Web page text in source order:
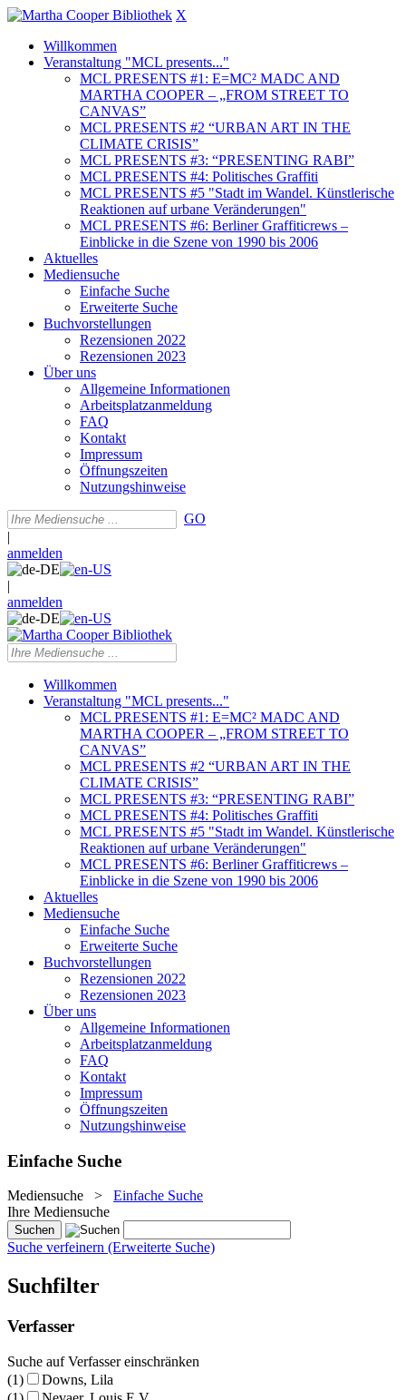
X
Willkommen
Veranstaltung "MCL presents..."
MCL PRESENTS #1: E=MC² MADC AND
MARTHA COOPER – „FROM STREET TO
CANVAS”
MCL PRESENTS #2 “URBAN ART IN THE
CLIMATE CRISIS”
MCL PRESENTS #3: “PRESENTING RABI”
MCL PRESENTS #4: Politisches Graffiti
MCL PRESENTS #5 "Stadt im Wandel. Künstlerische
Reaktionen auf urbane Veränderungen"
MCL PRESENTS #6: Berliner Graffiticrews –
Einblicke in die Szene von 1990 bis 2006
Aktuelles
Mediensuche
Einfache Suche
Erweiterte Suche
Buchvorstellungen
Rezensionen 2022
Rezensionen 2023
Über uns
Allgemeine Informationen
Arbeitsplatzanmeldung
FAQ
Kontakt
Impressum
Öffnungszeiten
Nutzungshinweise
GO
|
anmelden
|
anmelden
Willkommen
Veranstaltung "MCL presents..."
MCL PRESENTS #1: E=MC² MADC AND
MARTHA COOPER – „FROM STREET TO
CANVAS”
MCL PRESENTS #2 “URBAN ART IN THE
CLIMATE CRISIS”
MCL PRESENTS #3: “PRESENTING RABI”
MCL PRESENTS #4: Politisches Graffiti
MCL PRESENTS #5 "Stadt im Wandel. Künstlerische
Reaktionen auf urbane Veränderungen"
MCL PRESENTS #6: Berliner Graffiticrews –
Einblicke in die Szene von 1990 bis 2006
Aktuelles
Mediensuche
Einfache Suche
Erweiterte Suche
Buchvorstellungen
Rezensionen 2022
Rezensionen 2023
Über uns
Allgemeine Informationen
Arbeitsplatzanmeldung
FAQ
Kontakt
Impressum
Öffnungszeiten
Nutzungshinweise
Einfache Suche
Mediensuche > Einfache Suche
Ihre Mediensuche
Suche verfeinern (Erweiterte Suche)
Suchfilter
Verfasser
Suche auf Verfasser einschränken
(1)
Downs, Lila